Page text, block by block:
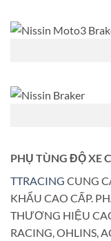
PHỤ TÙNG ĐỘ XE
TTRACING CUNG
KHẨU CAO CẤP.
THƯƠNG HIỆU
RACING, OHLINS,